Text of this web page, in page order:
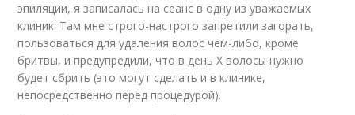
эпиляции, я записалась на сеанс в одну из уважаемых
клиник. Там мне строго-настрого запретили загорать,
пользоваться для удаления волос чем-либо, кроме
бритвы, и предупредили, что в день Х волосы нужно
будет сбрить (это могут сделать и в клинике,
непосредственно перед процедурой).